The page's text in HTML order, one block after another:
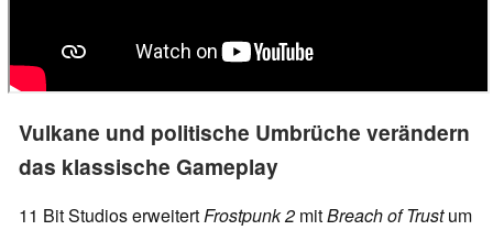
Vulkane und politische Umbrüche verändern
das klassische Gameplay
11 Bit Studios erweitertFrostpunk 2 mitBreach of Trustum